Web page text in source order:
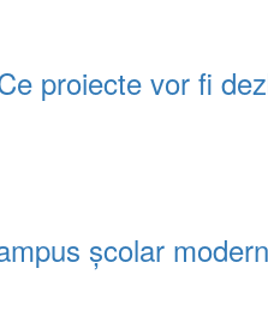
proiecte vor fi
școlar